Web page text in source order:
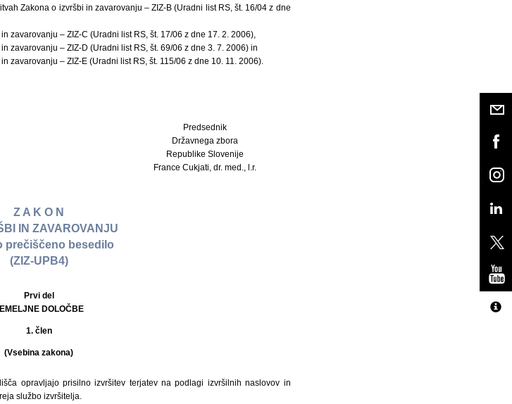
Zakona o izvršbi in zavarovanju – ZIZ-B (Uradni list RS, št. 16/04 z dne
zavarovanju – ZIZ-C (Uradni list RS, št. 17/06 z dne 17. 2. 2006),
zavarovanju – ZIZ-D (Uradni list RS, št. 69/06 z dne 3. 7. 2006) in
zavarovanju – ZIZ-E (Uradni list RS, št. 115/06 z dne 10. 11. 2006).
Predsednik
Državnega zbora
Republike Slovenije
France Cukjati, dr. med., l.r.
Z A K O N
IN ZAVAROVANJU
prečiščeno besedilo
(ZIZ-UPB4)
Prvi del
DOLOČBE
1. člen
(Vsebina zakona)
opravljajo prisilno izvršitev terjatev na podlagi izvršilnih naslovov in
službo izvršitelja.